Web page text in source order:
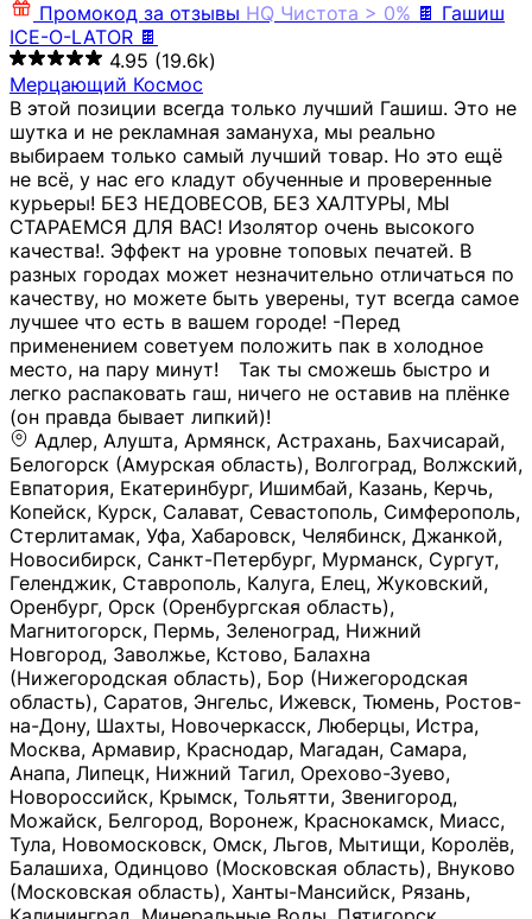
Промокод за отзывы HQ Чистота > 0% 🍫 Гашиш
ICE-O-LATOR 🍫
4.95 (19.6k)
Мерцающий Космос
В этой позиции всегда только лучший Гашиш. Это не
шутка и не рекламная замануха, мы реально
выбираем только самый лучший товар. Но это ещё
не всё, у нас его кладут обученные и проверенные
курьеры! БЕЗ НЕДОВЕСОВ, БЕЗ ХАЛТУРЫ, МЫ
СТАРАЕМСЯ ДЛЯ ВАС! Изолятор очень высокого
качества!. Эффект на уровне топовых печатей. В
разных городах может незначительно отличаться по
качеству, но можете быть уверены, тут всегда самое
лучшее что есть в вашем городе! -Перед
применением советуем положить пак в холодное
место, на пару минут!⠀ Так ты сможешь быстро и
легко распаковать гаш, ничего не оставив на плёнке
(он правда бывает липкий)!
Адлер, Алушта, Армянск, Астрахань, Бахчисарай,
Белогорск (Амурская область), Волгоград, Волжский,
Евпатория, Екатеринбург, Ишимбай, Казань, Керчь,
Копейск, Курск, Салават, Севастополь, Симферополь,
Стерлитамак, Уфа, Хабаровск, Челябинск, Джанкой,
Новосибирск, Санкт-Петербург, Мурманск, Сургут,
Геленджик, Ставрополь, Калуга, Елец, Жуковский,
Оренбург, Орск (Оренбургская область),
Магнитогорск, Пермь, Зеленоград, Нижний
Новгород, Заволжье, Кстово, Балахна
(Нижегородская область), Бор (Нижегородская
область), Саратов, Энгельс, Ижевск, Тюмень, Ростов-
на-Дону, Шахты, Новочеркасск, Люберцы, Истра,
Москва, Армавир, Краснодар, Магадан, Самара,
Анапа, Липецк, Нижний Тагил, Орехово-Зуево,
Новороссийск, Крымск, Тольятти, Звенигород,
Можайск, Белгород, Воронеж, Краснокамск, Миасс,
Тула, Новомосковск, Омск, Льгов, Мытищи, Королёв,
Балашиха, Одинцово (Московская область), Внуково
(Московская область), Ханты-Мансийск, Рязань,